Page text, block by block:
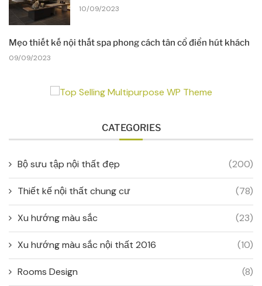
10/09/2023
Mẹo thiết kế nội thất spa phong cách tân cổ điển hút khách
09/09/2023
CATEGORIES
Bộ sưu tập nội thất đẹp (200)
Thiết kế nội thất chung cư (78)
Xu hướng màu sắc (23)
Xu hướng màu sắc nội thất 2016 (10)
Rooms Design (8)